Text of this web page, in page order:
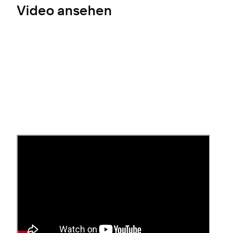
Video ansehen
eine Phishing- oder gefälschte Nachricht achten: